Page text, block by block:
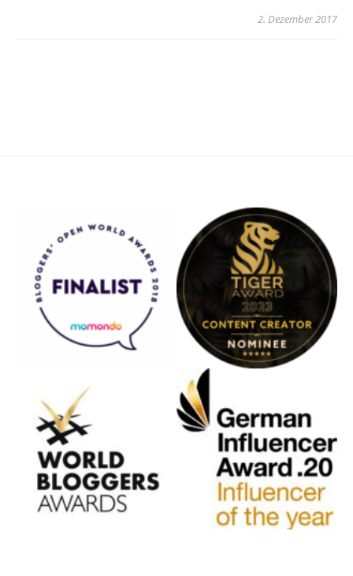
2. Dezember 2017